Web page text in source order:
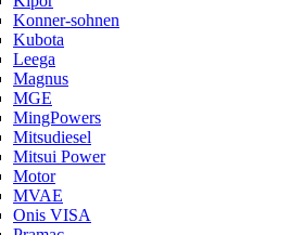
Konner-sohnen
Kubota
Leega
Magnus
MGE
MingPowers
Mitsudiesel
Mitsui Power
Motor
MVAE
Onis VISA